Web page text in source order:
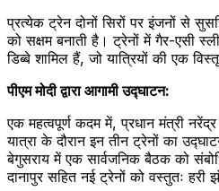
प्रत्येक ट्रेन दोनों सिरों पर इंजनों से
को सक्षम बनाती है। ट्रेनों में गैर-एसी
डिब्बे शामिल हैं, जो यात्रियों की एक
पीएम मोदी द्वारा आगामी उद्घाटन:
एक महत्वपूर्ण कदम में, प्रधान मंत्री नरेंद्र
यात्रा के दौरान इन तीन ट्रेनों का
बेगुसराय में एक सार्वजनिक बैठक को
दानापुर सहित नई ट्रेनों को वस्तुतः हरी